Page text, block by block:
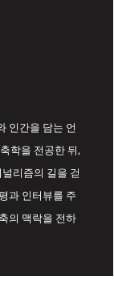
인간을 담는 언
학을 전공한 뒤,
리즘의 길을 걷
과 인터뷰를 주
의 맥락을 전하